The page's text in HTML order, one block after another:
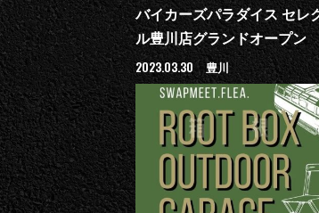
バイカーズパラダイス セレ
ル豊川店グランドオープン
2023.03.30 豊川